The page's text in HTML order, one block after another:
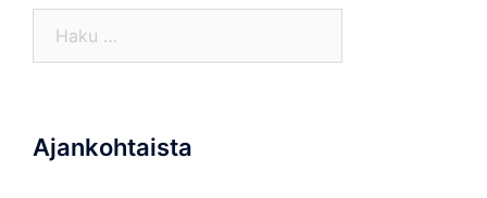
Ajankohtaista